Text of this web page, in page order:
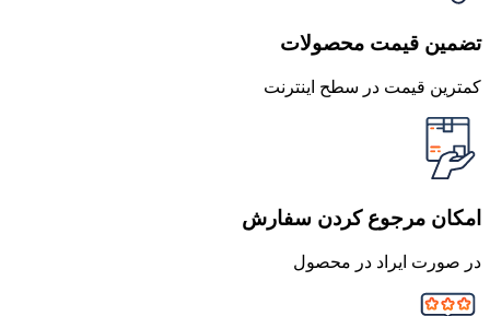
تضمین قیمت محصولات
کمترین قیمت در سطح اینترنت
امکان مرجوع کردن سفارش
در صورت ایراد در محصول